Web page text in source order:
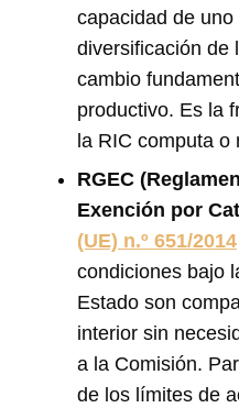
capacidad de
diversificación de
cambio
productivo. Es la
la RIC computa o
RGEC
Exención por
(UE) n.º 651/2014
condiciones bajo
Estado son
interior sin
a la Comisión.
de los límites de